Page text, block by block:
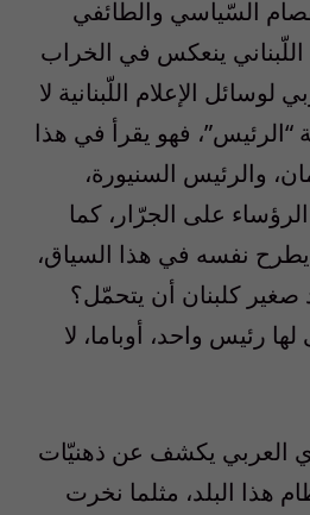
السّياسي والطائفي
اللّبناني ينعكس في الخراب
لوسائل الإعلام اللّبنانية لا
فهو يقرأ في هذا
والرئيس السنيورة،
على الجرّار، كما
نفسه في هذا السياق،
صغير كلبنان أن يتحمّل؟
رئيس واحد، أوباما، لا
العربي يكشف عن ذهنيّات
هذا البلد، مثلما نخرت